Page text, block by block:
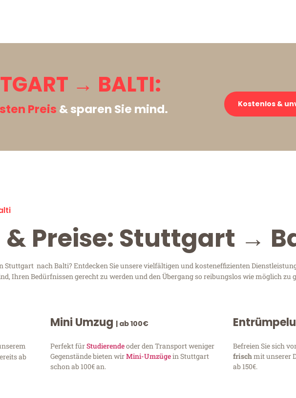
→ BALTI:
Preis & sparen Sie mind.
Kostenlos &
& Preise: Stuttgart →
Stuttgart nach Balti? Entdecken Sie unsere vielfältigen und kosteneffizienten
Ihren Bedürfnissen gerecht zu werden und den Übergang so reibungslos wie möglich zu
ab
Mini Umzug | ab 100€
Perfekt fürStudierendeoder den Transport weniger
Gegenstände bieten wirMini-Umzügein Stuttgart
schon ab 100€ an.
Befreien Sie sich
frischmit unserer
ab 150€.